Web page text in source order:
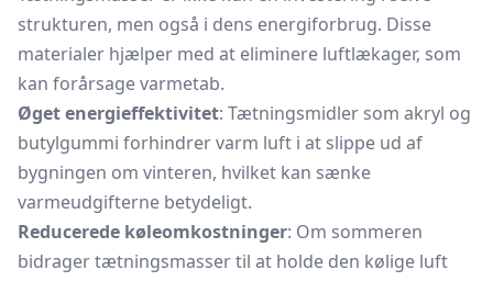
strukturen, men også i dens energiforbrug. Disse
materialer hjælper med at eliminere luftlækager, som
kan forårsage varmetab.
Øget energieffektivitet: Tætningsmidler som akryl og
butylgummi forhindrer varm luft i at slippe ud af
bygningen om vinteren, hvilket kan sænke
varmeudgifterne betydeligt.
Reducerede køleomkostninger: Om sommeren
bidrager tætningsmasser til at holde den kølige luft